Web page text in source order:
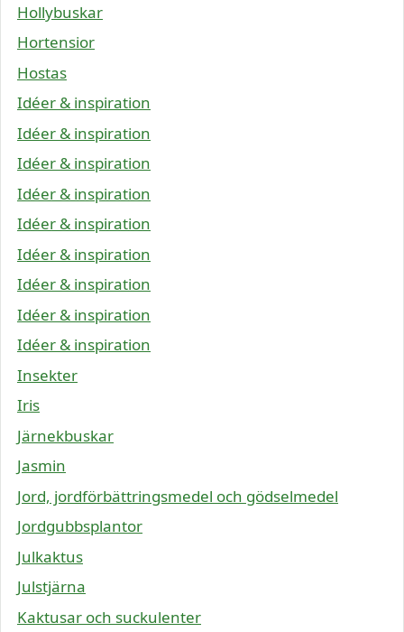
Hollybuskar
Hortensior
Hostas
Idéer & inspiration
Idéer & inspiration
Idéer & inspiration
Idéer & inspiration
Idéer & inspiration
Idéer & inspiration
Idéer & inspiration
Idéer & inspiration
Idéer & inspiration
Insekter
Iris
Järnekbuskar
Jasmin
Jord, jordförbättringsmedel och gödselmedel
Jordgubbsplantor
Julkaktus
Julstjärna
Kaktusar och suckulenter